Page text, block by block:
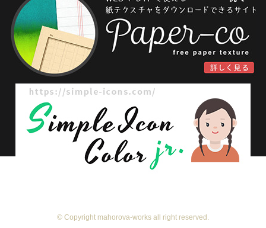
© Copyright mahorova-works all right reserved.